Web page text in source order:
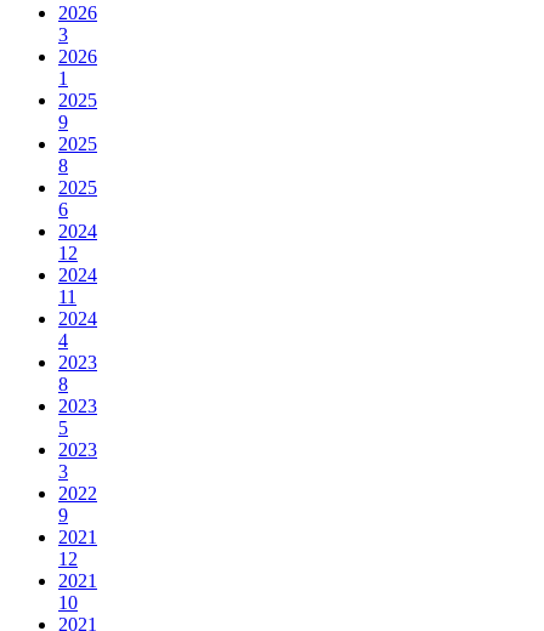
2026
3
2026
1
2025
9
2025
8
2025
6
2024
12
2024
11
2024
4
2023
8
2023
5
2023
3
2022
9
2021
12
2021
10
2021